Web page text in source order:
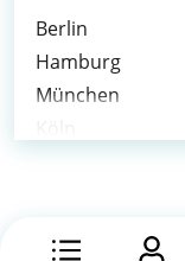
Berlin
Hamburg
München